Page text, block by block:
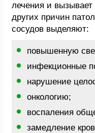
лечения и
других причин
сосудов выделяют:
повышенную
инфекционные
нарушение
онкологию;
воспаления
замедление